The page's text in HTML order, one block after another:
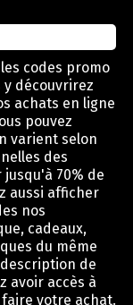
codes promo
y découvrirez
achats en ligne
pouvez
varient selon
des
70% de
aussi afficher
nos
cadeaux,
du même
de
avoir accès à
votre achat.